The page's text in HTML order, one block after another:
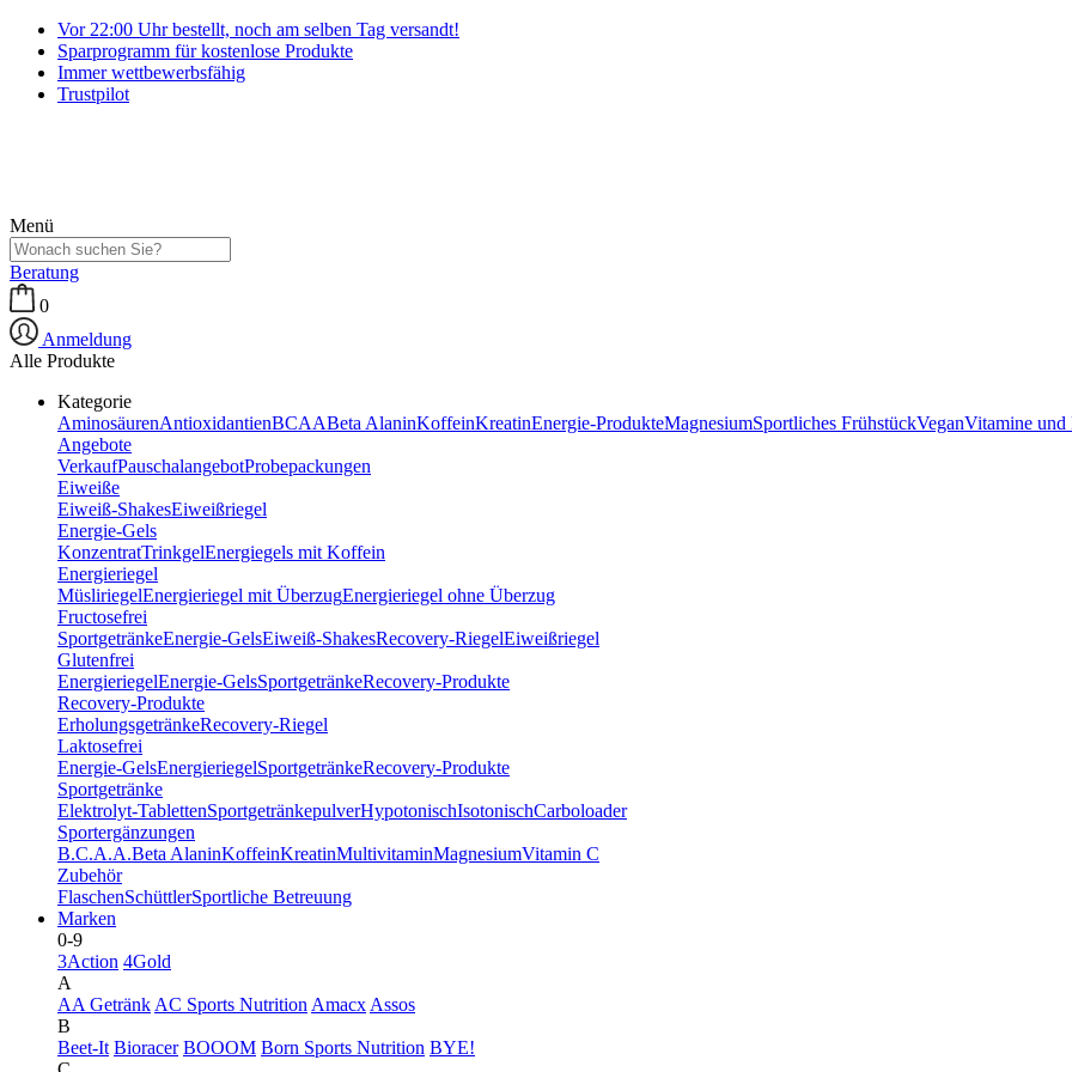
Vor 22:00 Uhr bestellt, noch am selben Tag versandt!
Sparprogramm für kostenlose Produkte
Immer wettbewerbsfähig
Trustpilot
Menü
Beratung
0
Anmeldung
Alle Produkte
Kategorie
AminosäurenAntioxidantienBCAABeta AlaninKoffeinKreatinEnergie-ProdukteMagnesiumSportliches FrühstückVeganVitamine und
Angebote
VerkaufPauschalangebotProbepackungen
Eiweiße
Eiweiß-ShakesEiweißriegel
Energie-Gels
KonzentratTrinkgelEnergiegels mit Koffein
Energieriegel
MüsliriegelEnergieriegel mit ÜberzugEnergieriegel ohne Überzug
Fructosefrei
SportgetränkeEnergie-GelsEiweiß-ShakesRecovery-RiegelEiweißriegel
Glutenfrei
EnergieriegelEnergie-GelsSportgetränkeRecovery-Produkte
Recovery-Produkte
ErholungsgetränkeRecovery-Riegel
Laktosefrei
Energie-GelsEnergieriegelSportgetränkeRecovery-Produkte
Sportgetränke
Elektrolyt-TablettenSportgetränkepulverHypotonischIsotonischCarboloader
Sportergänzungen
B.C.A.A.Beta AlaninKoffeinKreatinMultivitaminMagnesiumVitamin C
Zubehör
FlaschenSchüttlerSportliche Betreuung
Marken
0-9
3Action 4Gold
A
AA Getränk AC Sports Nutrition Amacx Assos
B
Beet-It Bioracer BOOOM Born Sports Nutrition BYE!